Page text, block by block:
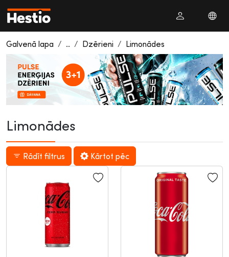
Galvenā lapa .. Dzērieni Limonādes
Limonādes
Rādīt filtrus Kārtot pēc